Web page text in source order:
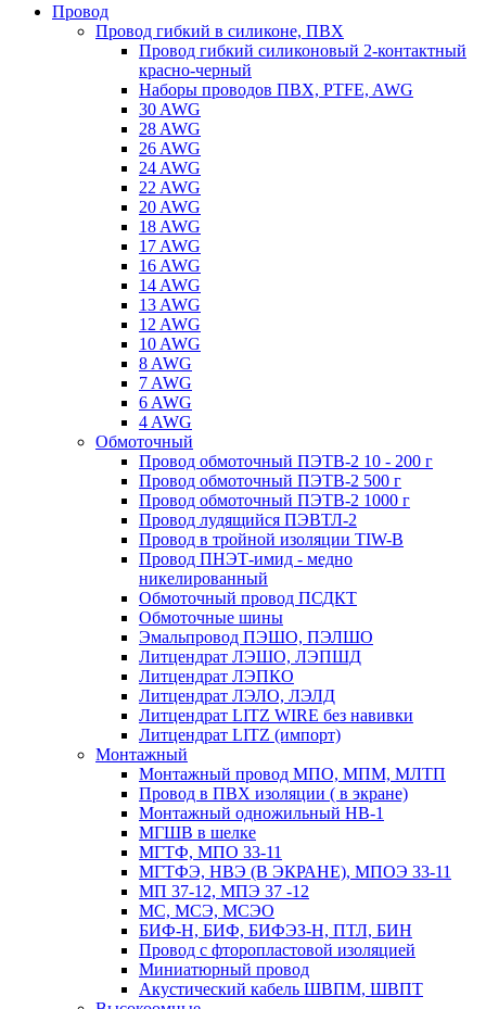
Провод
Провод гибкий в силиконе, ПВХ
Провод гибкий силиконовый 2-контактный
красно-черный
Наборы проводов ПВХ, PTFE, AWG
30 AWG
28 AWG
26 AWG
24 AWG
22 AWG
20 AWG
18 AWG
17 AWG
16 AWG
14 AWG
13 AWG
12 AWG
10 AWG
8 AWG
7 AWG
6 AWG
4 AWG
Обмоточный
Провод обмоточный ПЭТВ-2 10 - 200 г
Провод обмоточный ПЭТВ-2 500 г
Провод обмоточный ПЭТВ-2 1000 г
Провод лудящийся ПЭВТЛ-2
Провод в тройной изоляции TIW-B
Провод ПНЭТ-имид - медно
никелированный
Обмоточный провод ПСДКТ
Обмоточные шины
Эмальпровод ПЭШО, ПЭЛШО
Литцендрат ЛЭШО, ЛЭПШД
Литцендрат ЛЭПКО
Литцендрат ЛЭЛО, ЛЭЛД
Литцендрат LITZ WIRE без навивки
Литцендрат LITZ (импорт)
Монтажный
Монтажный провод МПО, МПМ, МЛТП
Провод в ПВХ изоляции ( в экране)
Монтажный одножильный HB-1
МГШВ в шелке
МГТФ, МПО 33-11
МГТФЭ, НВЭ (В ЭКРАНЕ), МПОЭ 33-11
МП 37-12, МПЭ 37 -12
МС, МСЭ, МСЭО
БИФ-Н, БИФ, БИФЭЗ-Н, ПТЛ, БИН
Провод с фторопластовой изоляцией
Миниатюрный провод
Акустический кабель ШВПМ, ШВПТ